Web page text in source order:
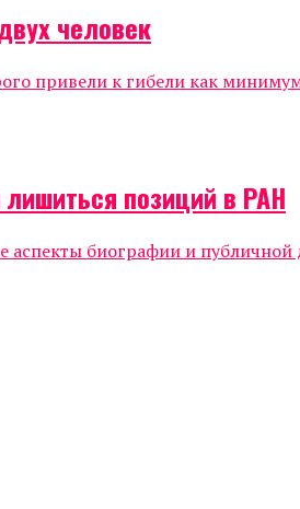
человек
привели к гибели как
позиций в РАН
биографии и публичной